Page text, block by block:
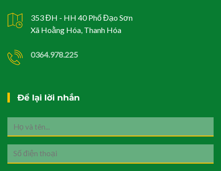
353 ĐH - HH 40 Phố Đạo Sơn
Xã Hoằng Hóa, Thanh Hóa
0364.978.225
Để lại lời nhắn